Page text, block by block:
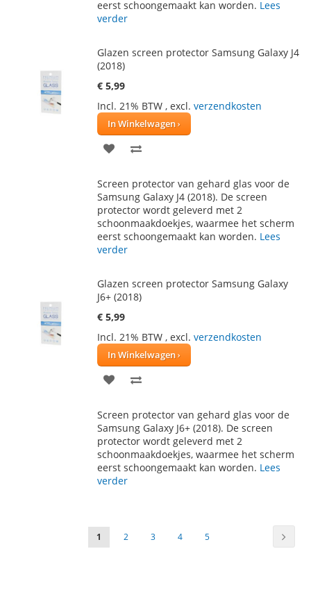
eerst schoongemaakt kan worden. Lees
verder
Glazen screen protector Samsung Galaxy J4
(2018)
€ 5,99
Incl. 21% BTW , excl. verzendkosten
In Winkelwagen
VOEG
AAN
VERLANGLIJST
TE
VERGELIJKEN
Screen protector van gehard glas voor de
Samsung Galaxy J4 (2018). De screen
protector wordt geleverd met 2
schoonmaakdoekjes, waarmee het scherm
eerst schoongemaakt kan worden. Lees
verder
Glazen screen protector Samsung Galaxy
J6+ (2018)
€ 5,99
Incl. 21% BTW , excl. verzendkosten
In Winkelwagen
VOEG
AAN
VERLANGLIJST
TE
VERGELIJKEN
Screen protector van gehard glas voor de
Samsung Galaxy J6+ (2018). De screen
protector wordt geleverd met 2
schoonmaakdoekjes, waarmee het scherm
eerst schoongemaakt kan worden. Lees
verder
Pagina
U1 Pagina
2 Pagina
3 Pagina
4 Pagina
5